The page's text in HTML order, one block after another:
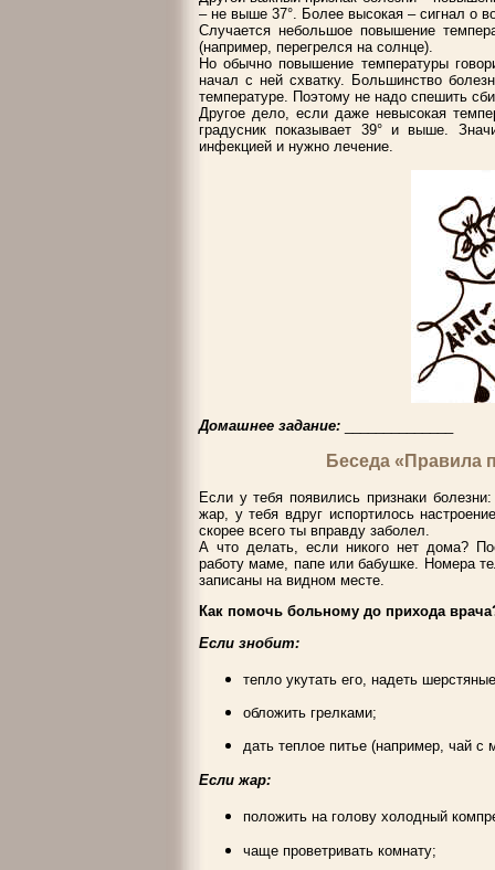
– не выше 37°. Более высокая – сигнал о
Случается небольшое повышение
(например, перегрелся на солнце).
Но обычно повышение температуры
начал с ней схватку. Большинство
температуре. Поэтому не надо спешить
Другое дело, если даже невысокая
градусник показывает 39° и выше.
инфекцией и нужно лечение.
Домашнее задание:
Беседа «Правила
Если у тебя появились признаки
жар, у тебя вдруг испортилось
скорее всего ты вправду заболел.
А что делать, если никого нет дома?
работу маме, папе или бабушке. Номера
записаны на видном месте.
Как помочь больному до прихода
Если знобит:
тепло укутать его, надеть
обложить грелками;
дать теплое питье (например, чай с
Если жар:
положить на голову холодный
чаще проветривать комнату;